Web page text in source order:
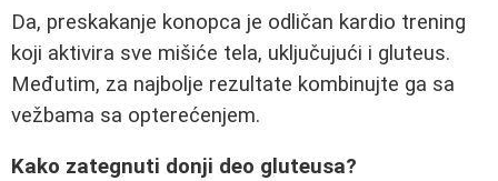
Da, preskakanje konopca je odličan kardio trening
koji aktivira sve mišiće tela, uključujući i gluteus.
Međutim, za najbolje rezultate kombinujte ga sa
vežbama sa opterećenjem.
Kako zategnuti donji deo gluteusa?